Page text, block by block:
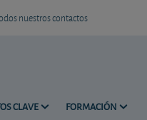
nuestros contactos
CLAVE FORMACIÓN